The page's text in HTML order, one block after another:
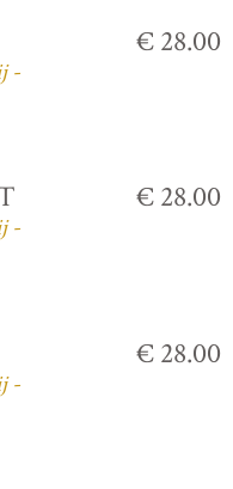
-
€ 28.00
-
€ 28.00
-
€ 28.00